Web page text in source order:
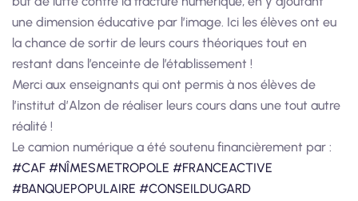
une dimension éducative par l’image. Ici les élèves ont eu
la chance de sortir de leurs cours théoriques tout en
restant dans l’enceinte de l’établissement !
Merci aux enseignants qui ont permis à nos élèves de
l’institut d’Alzon de réaliser leurs cours dans une tout autre
réalité !
Le camion numérique a été soutenu financièrement par :
#CAF #NÎMESMETROPOLE #FRANCEACTIVE
#BANQUEPOPULAIRE #CONSEILDUGARD